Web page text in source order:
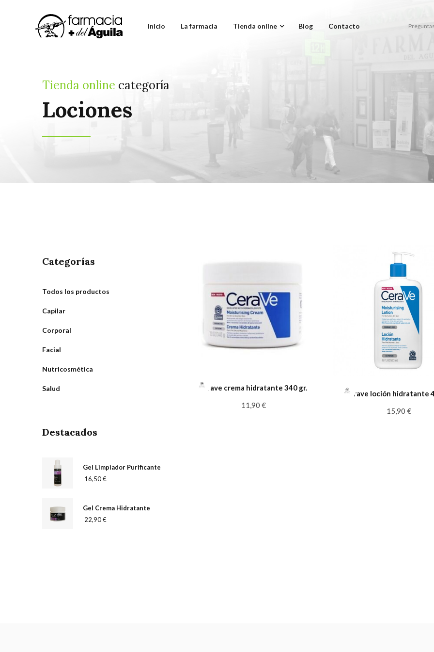
Inicio La farmacia Tienda online Blog Contacto
Tienda online categoría
Lociones
Categorías
Todos los productos
Capilar
Corporal
Facial
Nutricosmética
Salud
Destacados
Gel Limpiador Purificante
16,50 €
Gel Crema Hidratante
22,90 €
Cerave crema hidratante 340 gr.
11,90 €
Cerave loción hidratante
15,90 €